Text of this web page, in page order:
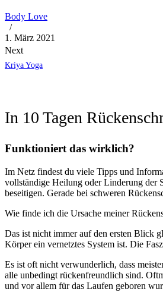
Body Love
/
1. März 2021
Next
Kriya Yoga
In 10 Tagen
Funktioniert das wirklich?
Im Netz findest du viele Tipps und
vollständige Heilung oder Linderung der
beseitigen. Gerade bei schweren
Wie finde ich die Ursache meiner
Das ist nicht immer auf den ersten Blick
Körper ein vernetztes System ist. Die
Es ist oft nicht verwunderlich, dass
alle unbedingt rückenfreundlich sind.
und vor allem für das Laufen geboren